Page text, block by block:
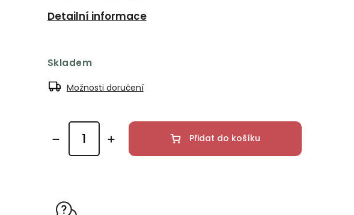
Detailní informace
Skladem
Možnosti doručení
Přidat do košíku